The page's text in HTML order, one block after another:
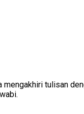
tulisan